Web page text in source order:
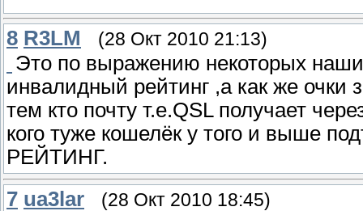
8 R3LM (28 Окт 2010 21:13)
Это по выражению некоторых
инвалидный рейтинг ,а как же очки
тем кто почту т.е.QSL получает
кого туже кошелёк у того и выше
РЕЙТИНГ.
7 ua3lar (28 Окт 2010 18:45)